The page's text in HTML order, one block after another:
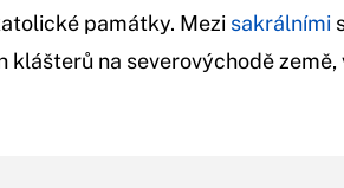
památky. Mezi sakrálními
klášterů na severovýchodě země,